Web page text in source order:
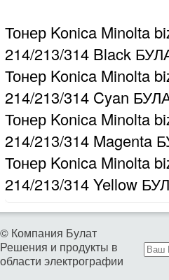
Тонер Konica Minolta
214/213/314 Black
Тонер Konica Minolta
214/213/314 Cyan
Тонер Konica Minolta
214/213/314 Magenta
Тонер Konica Minolta
214/213/314 Yellow
© Компания Булат
Решения и продукты в
области электрографии